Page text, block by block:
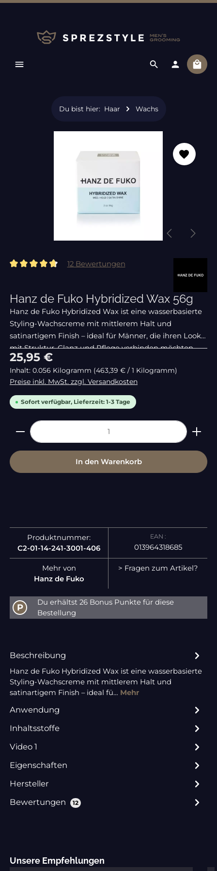
Du bist hier: Haar Wachs
Durchschnittliche Bewertung von 4.67 von 5 Sternen
12 Bewertungen
Hanz de Fuko Hybridized Wax 56g
Hanz de Fuko Hybridized Wax ist eine wasserbasierte
Styling-Wachscreme mit mittlerem Halt und
satinartigem Finish – ideal für Männer, die ihren Look
mit Struktur, Glanz und Pflege verbinden möchten.
Die leichte Textur lässt sich problemlos im
Regulärer Preis:
25,95 €
Inhalt: 0.056 Kilogramm (463,39 € / 1 Kilogramm)
Preise inkl. MwSt. zzgl. Versandkosten
Sofort verfügbar, Lieferzeit: 1-3 Tage
Produkt Anzahl: Gib den gewünschten Wert
In den Warenkorb
Produktnummer:
C2-01-14-241-3001-406
EAN :
013964318685
Mehr von
Hanz de Fuko
> Fragen zum Artikel?
P
Du erhältst 26 Bonus Punkte für diese
Bestellung
Beschreibung
Hanz de Fuko Hybridized Wax ist eine wasserbasierte
Styling-Wachscreme mit mittlerem Halt und
satinartigem Finish – ideal fü… Mehr
Anwendung
Inhaltsstoffe
Video 1
Eigenschaften
Hersteller
Bewertungen
12
Produktgalerie überspringen
Unsere Empfehlungen